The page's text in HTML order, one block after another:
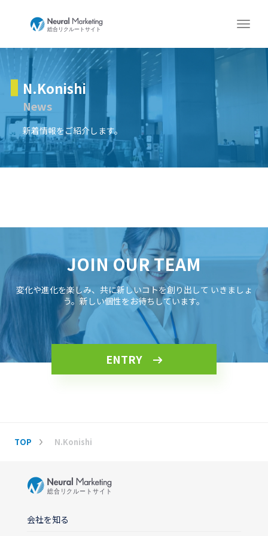
N.Konishi
News
新着情報をご紹介します。
JOIN OUR TEAM
変化や進化を楽しみ、共に新しいコトを創り出して いきましょ
う。新しい個性をお待ちしています。
ENTRY
TOP N.Konishi
会社を知る